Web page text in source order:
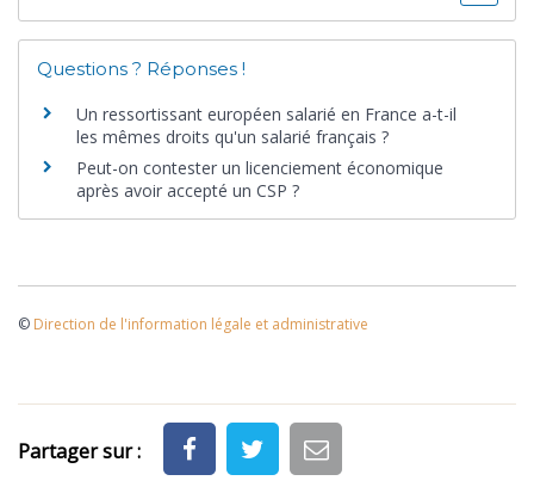
Questions ? Réponses !
Un ressortissant européen salarié en France a-t-il
les mêmes droits qu'un salarié français ?
Peut-on contester un licenciement économique
après avoir accepté un CSP ?
© Direction de l'information légale et administrative
Partager sur :